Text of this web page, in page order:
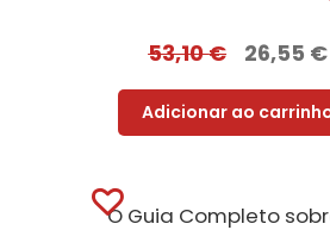
53,10€ 26,55 €
Adicionar ao